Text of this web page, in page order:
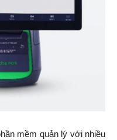
mềm quản lý với nhiều